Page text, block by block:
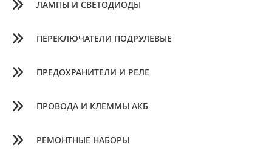
ЛАМПЫ И СВЕТОДИОДЫ
ПЕРЕКЛЮЧАТЕЛИ ПОДРУЛЕВЫЕ
ПРЕДОХРАНИТЕЛИ И РЕЛЕ
ПРОВОДА И КЛЕММЫ АКБ
РЕМОНТНЫЕ НАБОРЫ